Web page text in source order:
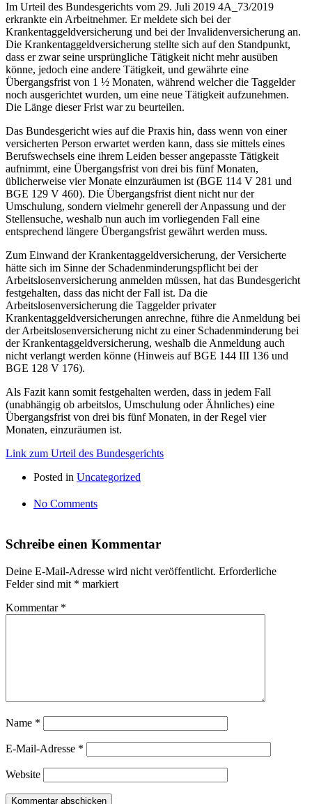
Im Urteil des Bundesgerichts vom 29. Juli 2019 4A_73/2019
erkrankte ein Arbeitnehmer. Er meldete sich bei der
Krankentaggeldversicherung und bei der Invalidenversicherung an.
Die Krankentaggeldversicherung stellte sich auf den Standpunkt,
dass er zwar seine ursprüngliche Tätigkeit nicht mehr ausüben
könne, jedoch eine andere Tätigkeit, und gewährte eine
Übergangsfrist von 1 ½ Monaten, während welcher die Taggelder
noch ausgerichtet wurden, um eine neue Tätigkeit aufzunehmen.
Die Länge dieser Frist war zu beurteilen.
Das Bundesgericht wies auf die Praxis hin, dass wenn von einer
versicherten Person erwartet werden kann, dass sie mittels eines
Berufswechsels eine ihrem Leiden besser angepasste Tätigkeit
aufnimmt, eine Übergangsfrist von drei bis fünf Monaten,
üblicherweise vier Monate einzuräumen ist (BGE 114 V 281 und
BGE 129 V 460). Die Übergangsfrist dient nicht nur der
Umschulung, sondern vielmehr generell der Anpassung und der
Stellensuche, weshalb nun auch im vorliegenden Fall eine
entsprechend längere Übergangsfrist gewährt werden muss.
Zum Einwand der Krankentaggeldversicherung, der Versicherte
hätte sich im Sinne der Schadenminderungspflicht bei der
Arbeitslosenversicherung anmelden müssen, hat das Bundesgericht
festgehalten, dass das nicht der Fall ist. Da die
Arbeitslosenversicherung die Taggelder privater
Krankentaggeldversicherungen anrechne, führe die Anmeldung bei
der Arbeitslosenversicherung nicht zu einer Schadenminderung bei
der Krankentaggeldversicherung, weshalb die Anmeldung auch
nicht verlangt werden könne (Hinweis auf BGE 144 III 136 und
BGE 128 V 176).
Als Fazit kann somit festgehalten werden, dass in jedem Fall
(unabhängig ob arbeitslos, Umschulung oder Ähnliches) eine
Übergangsfrist von drei bis fünf Monaten, in der Regel vier
Monaten, einzuräumen ist.
Link zum Urteil des Bundesgerichts
Posted in Uncategorized
No Comments
Schreibe einen Kommentar
Deine E-Mail-Adresse wird nicht veröffentlicht. Erforderliche
Felder sind mit * markiert
Kommentar *
Name *
E-Mail-Adresse *
Website